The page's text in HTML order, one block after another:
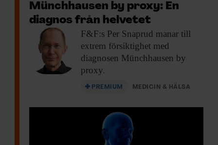
Münchhausen by proxy: En
diagnos från helvetet
F&F:s Per Snaprud manar till
extrem försiktighet med
diagnosen Münchhausen by
proxy.
PREMIUM MEDICIN & HÄLSA